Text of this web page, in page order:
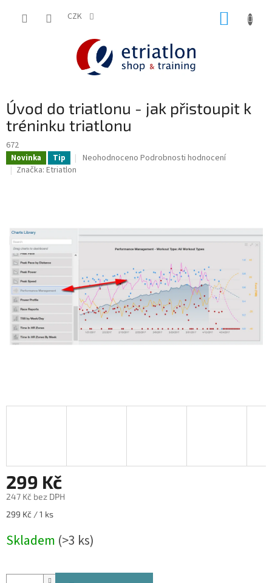
CZK
Úvod do triatlonu - jak přistoupit k
tréninku triatlonu
672
Novinka Tip
Průměrné
hvězdiček.
Neohodnoceno Podrobnosti hodnocení
Značka: Etriatlon
299 Kč
247 Kč bez DPH
Měrná
299 Kč / 1 ks
Skladem (>3 ks)
shop.etriatlon.cz - Chat